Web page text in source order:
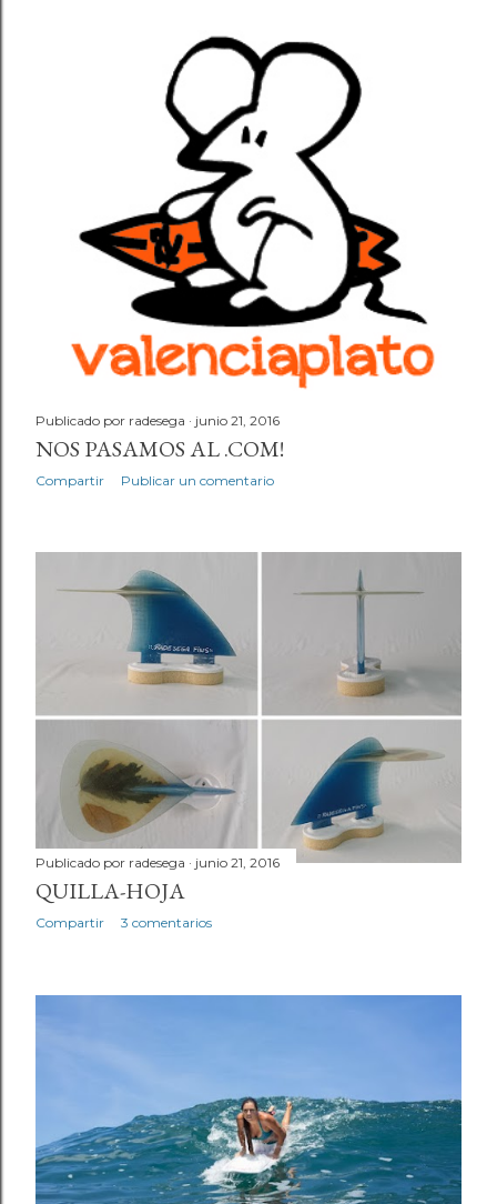
Publicado por radesega junio 21, 2016
NOS PASAMOS AL .COM!
Compartir Publicar un comentario
Publicado por radesega junio 21, 2016
QUILLA-HOJA
Compartir 3 comentarios